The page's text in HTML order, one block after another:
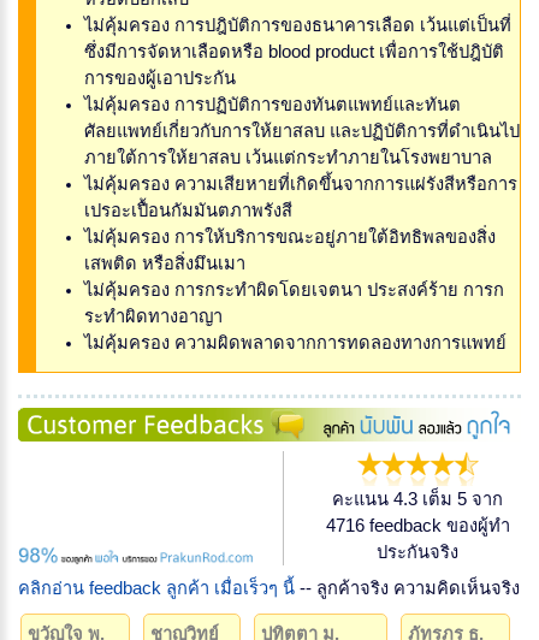
ไม่คุ้มครอง การปฎิบัติการของธนาคารเลือด เว้นแต่เป็นที่
ซึ่งมีการจัดหาเลือดหรือ blood product เพื่อการใช้ปฎิบัติ
การของผู้เอาประกัน
ไม่คุ้มครอง การปฏิบัติการของทันตแพทย์และทันต
ศัลยแพทย์เกี่ยวกับการให้ยาสลบ และปฏิบัติการที่ดำเนินไป
ภายใต้การให้ยาสลบ เว้นแต่กระทำภายในโรงพยาบาล
ไม่คุ้มครอง ความเสียหายที่เกิดขึ้นจากการแผ่รังสีหรือการ
เปรอะเปื้อนกัมมันตภาพรังสี
ไม่คุ้มครอง การให้บริการขณะอยู่ภายใต้อิทธิพลของสิ่ง
เสพติด หรือสิ่งมึนเมา
ไม่คุ้มครอง การกระทำผิดโดยเจตนา ประสงค์ร้าย การก
ระทำผิดทางอาญา
ไม่คุ้มครอง ความผิดพลาดจากการทดลองทางการแพทย์
คะแนน 4.3 เต็ม 5 จาก
4716 feedback ของผู้ทำ
ประกันจริง
คลิกอ่าน feedback ลูกค้า เมื่อเร็วๆ นี้ -- ลูกค้าจริง ความคิดเห็นจริง
ขวัญใจ พ.
ชาญวิทย์
ปทิตตา ม.
ภัทรภร ธ.